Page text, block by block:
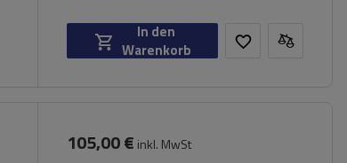
In den
Warenkorb
105,00 € inkl. MwSt